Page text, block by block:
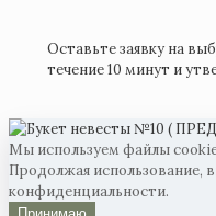
Оставьте заявку на
течение 10 минут и
Мы используем файлы
Продолжая использование,
конфиденциальности.